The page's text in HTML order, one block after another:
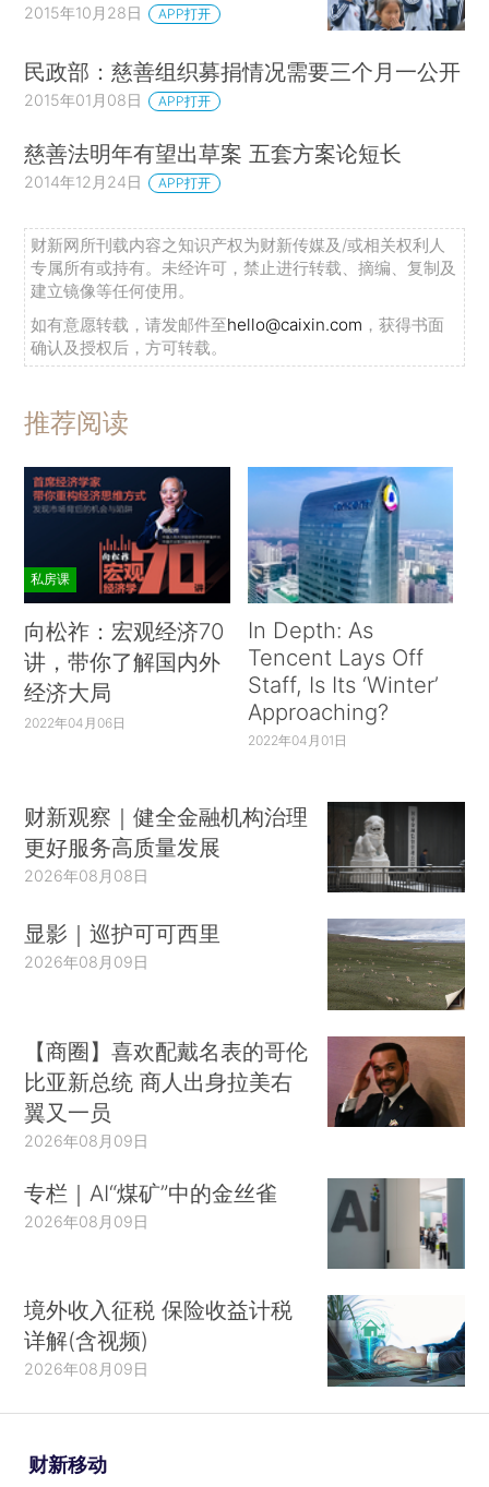
2015年10月28日 APP打开
民政部：慈善组织募捐情况需要三个月一公开
2015年01月08日 APP打开
慈善法明年有望出草案 五套方案论短长
2014年12月24日 APP打开
财新网所刊载内容之知识产权为财新传媒及/或相关权利人
专属所有或持有。未经许可，禁止进行转载、摘编、复制及
建立镜像等任何使用。
如有意愿转载，请发邮件至hello@caixin.com ，获得书面
确认及授权后，方可转载。
推荐阅读
私房课
向松祚：宏观经济70
讲，带你了解国内外
经济大局
2022年04月06日
In Depth: As
Tencent Lays Off
Staff, Is Its ‘Winter’
Approaching?
2022年04月01日
财新观察｜健全金融机构治理
更好服务高质量发展
2026年08月08日
显影｜巡护可可西里
2026年08月09日
【商圈】喜欢配戴名表的哥伦
比亚新总统 商人出身拉美右
翼又一员
2026年08月09日
专栏｜AI“煤矿”中的金丝雀
2026年08月09日
境外收入征税 保险收益计税
详解(含视频)
2026年08月09日
财新移动